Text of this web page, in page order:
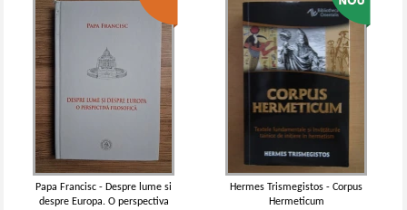
Papa Francisc - Despre lume si
despre Europa. O perspectiva
Hermes Trismegistos - Corpus
Hermeticum